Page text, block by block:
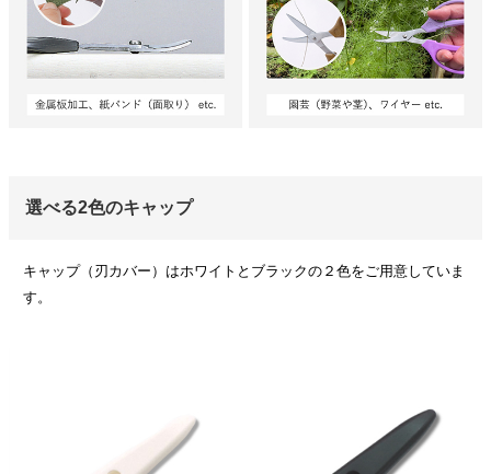
選べる2色のキャップ
キャップ（刃カバー）はホワイトとブラックの２色をご用意していま
す。